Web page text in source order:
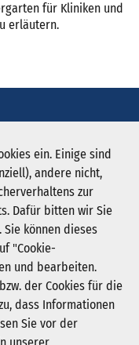
ein. Einige sind
andere nicht,
zur
Dafür bitten wir Sie
können dieses
"Cookie-
und bearbeiten.
der Cookies für die
dass Informationen
Sie vor der
für Kliniken und
erläutern.
Nordrhein-